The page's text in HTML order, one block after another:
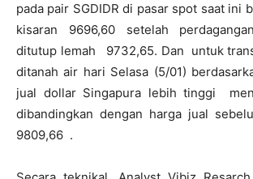
pada pair SGDIDR di pasar spot saat ini
kisaran 9696,60 setelah
ditutup lemah 9732,65. Dan untuk
ditanah air hari Selasa (5/01)
jual dollar Singapura lebih tinggi
dibandingkan dengan harga jual
9809,66 .